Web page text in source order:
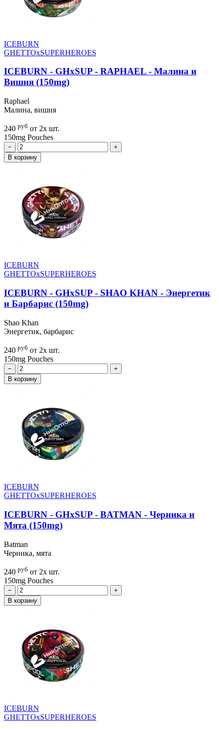
ICEBURN
GHETTOxSUPERHEROES
ICEBURN - GHxSUP - RAPHAEL - Малина и
Вишня (150mg)
Raphael
Малина, вишня
240 руб от 2х шт.
150mg Pouches
−
+
В корзину
ICEBURN
GHETTOxSUPERHEROES
ICEBURN - GHxSUP - SHAO KHAN - Энергетик
и Барбарис (150mg)
Shao Khan
Энергетик, барбарис
240 руб от 2х шт.
150mg Pouches
−
+
В корзину
ICEBURN
GHETTOxSUPERHEROES
ICEBURN - GHxSUP - BATMAN - Черника и
Мята (150mg)
Batman
Черника, мята
240 руб от 2х шт.
150mg Pouches
−
+
В корзину
ICEBURN
GHETTOxSUPERHEROES